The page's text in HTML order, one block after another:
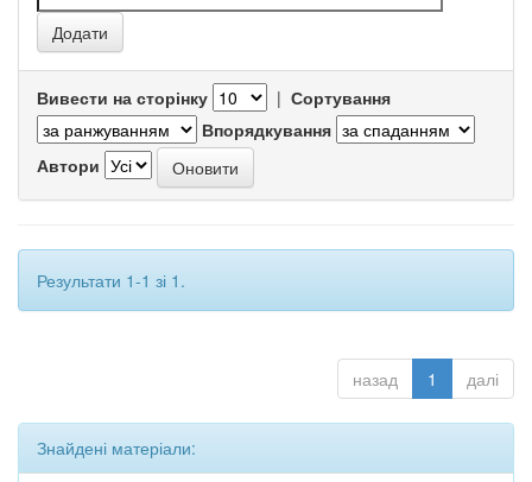
Вивести на сторінку | Сортування
Впорядкування
Автори
Результати 1-1 зі 1.
назад 1 далі
Знайдені матеріали: